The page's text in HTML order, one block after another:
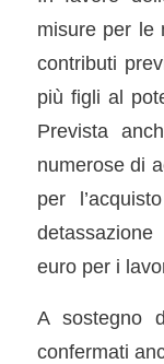
misure per le
contributi
più figli al
Prevista
numerose di
per
euro per i
A sostegno
confermati